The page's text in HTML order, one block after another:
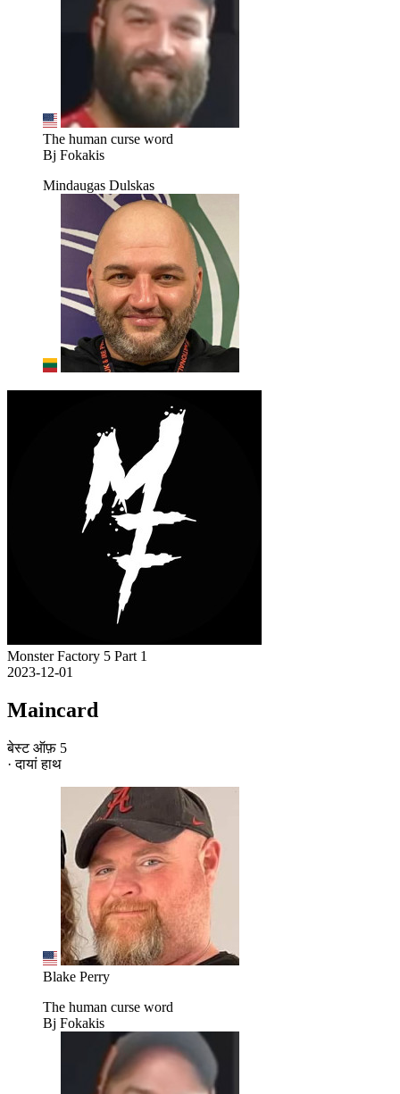
The human curse word
Bj Fokakis
Mindaugas Dulskas
Monster Factory 5 Part 1
2023-12-01
Maincard
बेस्ट ऑफ़ 5
· दायां हाथ
Blake Perry
The human curse word
Bj Fokakis